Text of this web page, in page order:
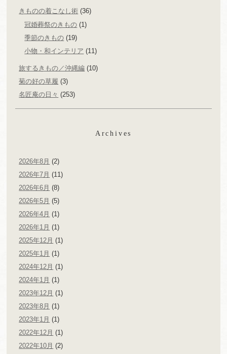
きものの着こなし術 (36)
冠婚葬祭のきもの (1)
季節のきもの (19)
小物・和インテリア (11)
旅するきもの／沖縄編 (10)
菊の好の草履 (3)
名匠庵の日々 (253)
Archives
2026年8月 (2)
2026年7月 (11)
2026年6月 (8)
2026年5月 (5)
2026年4月 (1)
2026年1月 (1)
2025年12月 (1)
2025年1月 (1)
2024年12月 (1)
2024年1月 (1)
2023年12月 (1)
2023年8月 (1)
2023年1月 (1)
2022年12月 (1)
2022年10月 (2)